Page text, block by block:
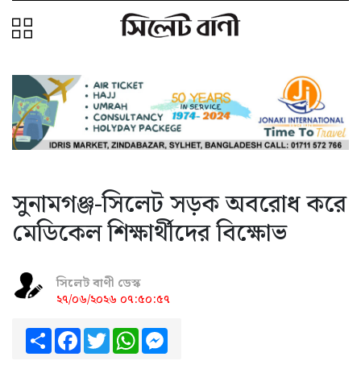
সুনামগঞ্জ-সিলেট সড়ক অবরোধ করে
মেডিকেল শিক্ষার্থীদের বিক্ষোভ
সিলেট বাণী ডেস্ক
২৭/০৬/২০২৬ ০৭:৫০:৫৭
ShareFacebook
TwitterWhatsApp